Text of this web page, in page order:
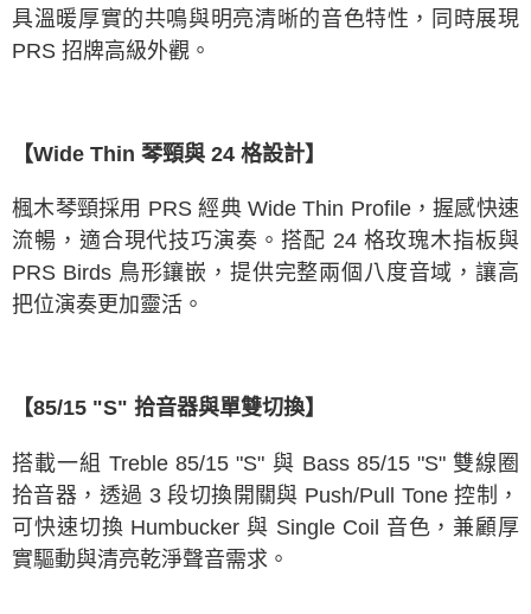
具溫暖厚實的共鳴與明亮清晰的音色特性，同時展現
PRS 招牌高級外觀。
【Wide Thin 琴頸與 24 格設計】
楓木琴頸採用 PRS 經典 Wide Thin Profile，握感快速
流暢，適合現代技巧演奏。搭配 24 格玫瑰木指板與
PRS Birds 鳥形鑲嵌，提供完整兩個八度音域，讓高
把位演奏更加靈活。
【85/15 "S" 拾音器與單雙切換】
搭載一組 Treble 85/15 "S" 與 Bass 85/15 "S" 雙線圈
拾音器，透過 3 段切換開關與 Push/Pull Tone 控制，
可快速切換 Humbucker 與 Single Coil 音色，兼顧厚
實驅動與清亮乾淨聲音需求。